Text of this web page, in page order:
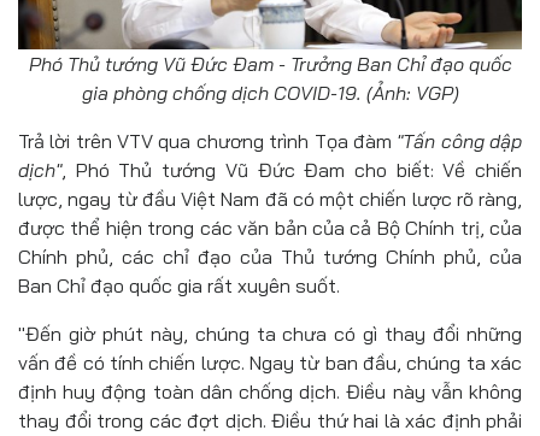
Phó Thủ tướng Vũ Đức Đam - Trưởng Ban Chỉ đạo quốc
gia phòng chống dịch COVID-19. (Ảnh: VGP)
Trả lời trên VTV qua chương trình Tọa đàm "Tấn công dập
dịch", Phó Thủ tướng Vũ Đức Đam cho biết: Về chiến
lược, ngay từ đầu Việt Nam đã có một chiến lược rõ ràng,
được thể hiện trong các văn bản của cả Bộ Chính trị, của
Chính phủ, các chỉ đạo của Thủ tướng Chính phủ, của
Ban Chỉ đạo quốc gia rất xuyên suốt.
"Đến giờ phút này, chúng ta chưa có gì thay đổi những
vấn đề có tính chiến lược. Ngay từ ban đầu, chúng ta xác
định huy động toàn dân chống dịch. Điều này vẫn không
thay đổi trong các đợt dịch. Điều thứ hai là xác định phải